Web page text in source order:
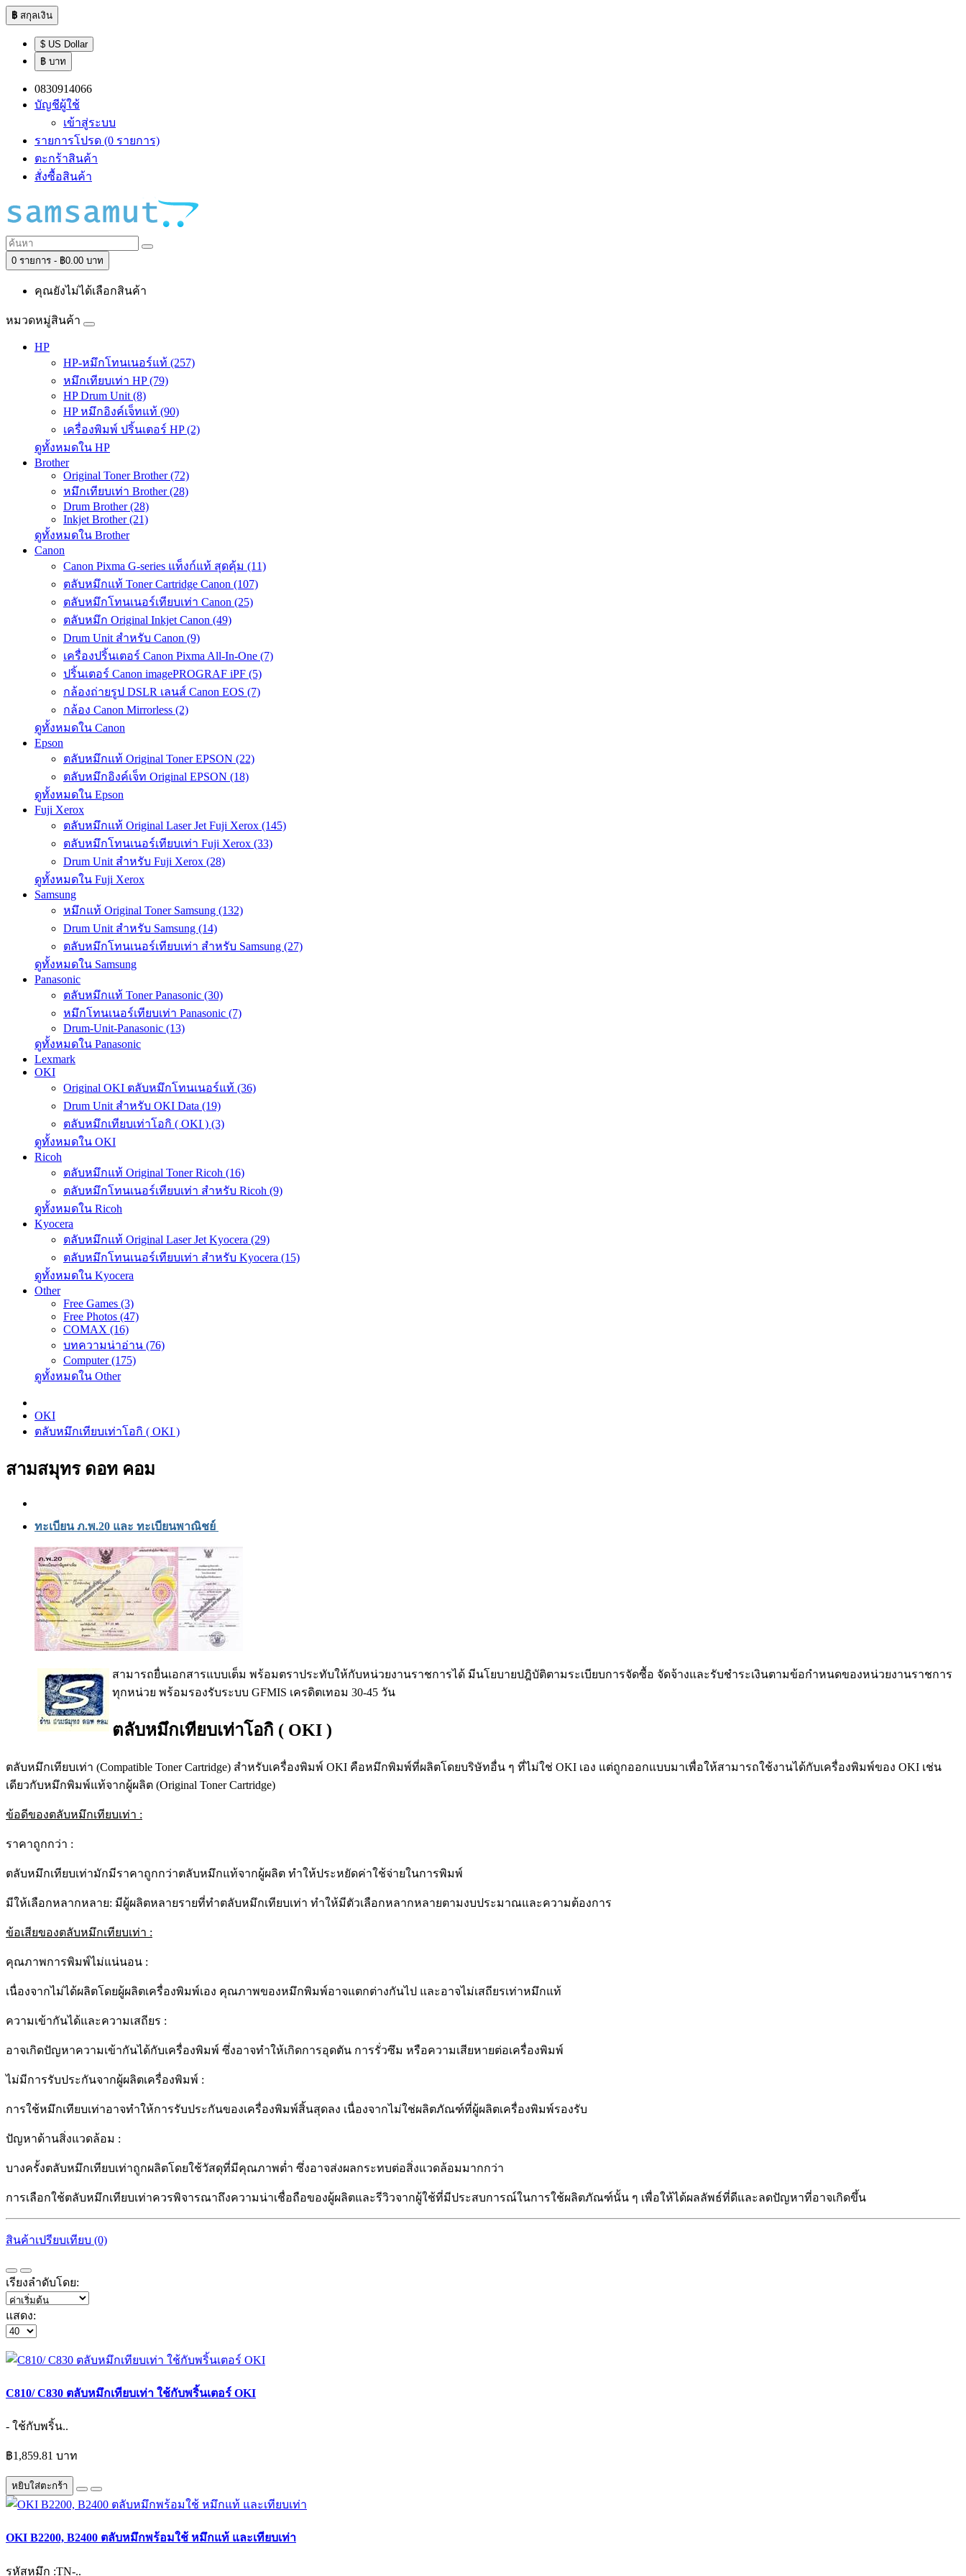
฿ สกุลเงิน
$ US Dollar
฿ บาท
0830914066
บัญชีผู้ใช้
เข้าสู่ระบบ
รายการโปรด (0 รายการ)
ตะกร้าสินค้า
สั่งซื้อสินค้า
0 รายการ - ฿0.00 บาท
คุณยังไม่ได้เลือกสินค้า
หมวดหมู่สินค้า
HP
HP-หมึกโทนเนอร์แท้ (257)
หมึกเทียบเท่า HP (79)
HP Drum Unit (8)
HP หมึกอิงค์เจ็ทแท้ (90)
เครื่องพิมพ์ ปริ้นเตอร์ HP (2)
ดูทั้งหมดใน HP
Brother
Original Toner Brother (72)
หมึกเทียบเท่า Brother (28)
Drum Brother (28)
Inkjet Brother (21)
ดูทั้งหมดใน Brother
Canon
Canon Pixma G-series แท็งก์แท้ สุดคุ้ม (11)
ตลับหมึกแท้ Toner Cartridge Canon (107)
ตลับหมึกโทนเนอร์เทียบเท่า Canon (25)
ตลับหมึก Original Inkjet Canon (49)
Drum Unit สำหรับ Canon (9)
เครื่องปริ้นเตอร์ Canon Pixma All-In-One (7)
ปริ้นเตอร์ Canon imagePROGRAF iPF (5)
กล้องถ่ายรูป DSLR เลนส์ Canon EOS (7)
กล้อง Canon Mirrorless (2)
ดูทั้งหมดใน Canon
Epson
ตลับหมึกแท้ Original Toner EPSON (22)
ตลับหมึกอิงค์เจ็ท Original EPSON (18)
ดูทั้งหมดใน Epson
Fuji Xerox
ตลับหมึกแท้ Original Laser Jet Fuji Xerox (145)
ตลับหมึกโทนเนอร์เทียบเท่า Fuji Xerox (33)
Drum Unit สำหรับ Fuji Xerox (28)
ดูทั้งหมดใน Fuji Xerox
Samsung
หมึกแท้ Original Toner Samsung (132)
Drum Unit สำหรับ Samsung (14)
ตลับหมึกโทนเนอร์เทียบเท่า สำหรับ Samsung (27)
ดูทั้งหมดใน Samsung
Panasonic
ตลับหมึกแท้ Toner Panasonic (30)
หมึกโทนเนอร์เทียบเท่า Panasonic (7)
Drum-Unit-Panasonic (13)
ดูทั้งหมดใน Panasonic
Lexmark
OKI
Original OKI ตลับหมึกโทนเนอร์แท้ (36)
Drum Unit สำหรับ OKI Data (19)
ตลับหมึกเทียบเท่าโอกิ ( OKI ) (3)
ดูทั้งหมดใน OKI
Ricoh
ตลับหมึกแท้ Original Toner Ricoh (16)
ตลับหมึกโทนเนอร์เทียบเท่า สำหรับ Ricoh (9)
ดูทั้งหมดใน Ricoh
Kyocera
ตลับหมึกแท้ Original Laser Jet Kyocera (29)
ตลับหมึกโทนเนอร์เทียบเท่า สำหรับ Kyocera (15)
ดูทั้งหมดใน Kyocera
Other
Free Games (3)
Free Photos (47)
COMAX (16)
บทความน่าอ่าน (76)
Computer (175)
ดูทั้งหมดใน Other
OKI
ตลับหมึกเทียบเท่าโอกิ ( OKI )
สามสมุทร ดอท คอม
ทะเบียน ภ.พ.20 และ ทะเบียนพาณิชย์
สามารถยื่นเอกสารแบบเต็ม พร้อมตราประทับให้กับหน่วยงานราชการได้ มีนโยบายปฎิบัติตามระเบียบการจัดซื้อ จัดจ้างและรับชำระเงินตามข้อกำหนดของหน่วยงานราชการ
ทุกหน่วย พร้อมรองรับระบบ GFMIS เครดิตเทอม 30-45 วัน
ตลับหมึกเทียบเท่าโอกิ ( OKI )
ตลับหมึกเทียบเท่า (Compatible Toner Cartridge) สำหรับเครื่องพิมพ์ OKI คือหมึกพิมพ์ที่ผลิตโดยบริษัทอื่น ๆ ที่ไม่ใช่ OKI เอง แต่ถูกออกแบบมาเพื่อให้สามารถใช้งานได้กับเครื่องพิมพ์ของ OKI เช่น
เดียวกับหมึกพิมพ์แท้จากผู้ผลิต (Original Toner Cartridge)
ข้อดีของตลับหมึกเทียบเท่า :
ราคาถูกกว่า :
ตลับหมึกเทียบเท่ามักมีราคาถูกกว่าตลับหมึกแท้จากผู้ผลิต ทำให้ประหยัดค่าใช้จ่ายในการพิมพ์
มีให้เลือกหลากหลาย: มีผู้ผลิตหลายรายที่ทำตลับหมึกเทียบเท่า ทำให้มีตัวเลือกหลากหลายตามงบประมาณและความต้องการ
ข้อเสียของตลับหมึกเทียบเท่า :
คุณภาพการพิมพ์ไม่แน่นอน :
เนื่องจากไม่ได้ผลิตโดยผู้ผลิตเครื่องพิมพ์เอง คุณภาพของหมึกพิมพ์อาจแตกต่างกันไป และอาจไม่เสถียรเท่าหมึกแท้
ความเข้ากันได้และความเสถียร :
อาจเกิดปัญหาความเข้ากันได้กับเครื่องพิมพ์ ซึ่งอาจทำให้เกิดการอุดตัน การรั่วซึม หรือความเสียหายต่อเครื่องพิมพ์
ไม่มีการรับประกันจากผู้ผลิตเครื่องพิมพ์ :
การใช้หมึกเทียบเท่าอาจทำให้การรับประกันของเครื่องพิมพ์สิ้นสุดลง เนื่องจากไม่ใช่ผลิตภัณฑ์ที่ผู้ผลิตเครื่องพิมพ์รองรับ
ปัญหาด้านสิ่งแวดล้อม :
บางครั้งตลับหมึกเทียบเท่าถูกผลิตโดยใช้วัสดุที่มีคุณภาพต่ำ ซึ่งอาจส่งผลกระทบต่อสิ่งแวดล้อมมากกว่า
การเลือกใช้ตลับหมึกเทียบเท่าควรพิจารณาถึงความน่าเชื่อถือของผู้ผลิตและรีวิวจากผู้ใช้ที่มีประสบการณ์ในการใช้ผลิตภัณฑ์นั้น ๆ เพื่อให้ได้ผลลัพธ์ที่ดีและลดปัญหาที่อาจเกิดขึ้น
สินค้าเปรียบเทียบ (0)
เรียงลำดับโดย:
แสดง:
C810/ C830 ตลับหมึกเทียบเท่า ใช้กับพริ้นเตอร์ OKI
- ใช้กับพริ้น..
฿1,859.81 บาท
หยิบใส่ตะกร้า
OKI B2200, B2400 ตลับหมึกพร้อมใช้ หมึกแท้ และเทียบเท่า
รหัสหมึก :TN-..